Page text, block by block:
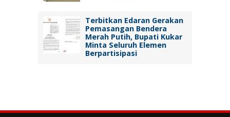
Terbitkan Edaran Gerakan
Pemasangan Bendera
Merah Putih, Bupati Kukar
Minta Seluruh Elemen
Berpartisipasi